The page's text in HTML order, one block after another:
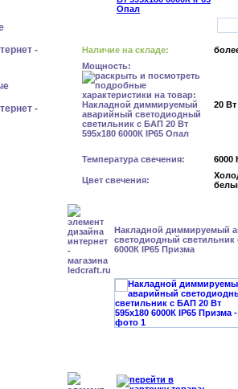
Наличие на складе:
Мощность:
20 Вт
Температура свечения: 6000
Цвет свечения:
Накладной диммируемый
светодиодный светильник
6000К IP65 Призма